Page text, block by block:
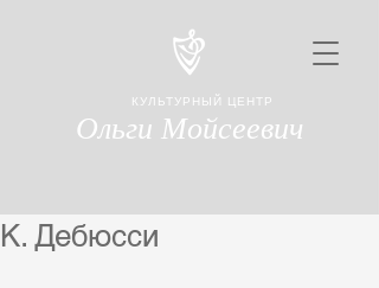
Ольги Мойсеевич
КУЛЬТУРНЫЙ ЦЕНТР
К. Дебюсси